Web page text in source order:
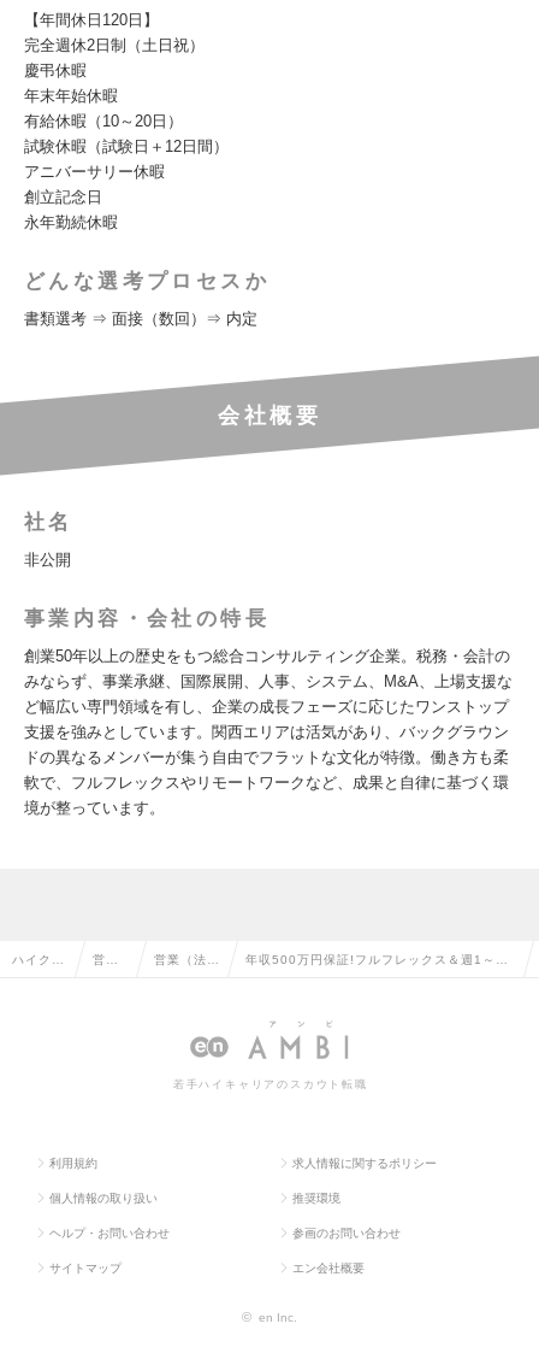
【年間休日120日】
完全週休2日制（土日祝）
慶弔休暇
年末年始休暇
有給休暇（10～20日）
試験休暇（試験日＋12日間）
アニバーサリー休暇
創立記念日
永年勤続休暇
どんな選考プロセスか
書類選考 ⇒ 面接（数回）⇒ 内定
会社概要
社名
非公開
事業内容・会社の特長
創業50年以上の歴史をもつ総合コンサルティング企業。税務・会計の
みならず、事業承継、国際展開、人事、システム、M&A、上場支援な
ど幅広い専門領域を有し、企業の成長フェーズに応じたワンストップ
支援を強みとしています。関西エリアは活気があり、バックグラウン
ドの異なるメンバーが集う自由でフラットな文化が特徴。働き方も柔
軟で、フルフレックスやリモートワークなど、成果と自律に基づく環
境が整っています。
ハイクラ 営業 営業（法人 年収500万円保証!フルフレックス＆週1～2
の求人情報
若手ハイキャリアのスカウト転職
利用規約 求人情報に関するポリシー
個人情報の取り扱い 推奨環境
ヘルプ・お問い合わせ 参画のお問い合わせ
サイトマップ エン会社概要
© en Inc.